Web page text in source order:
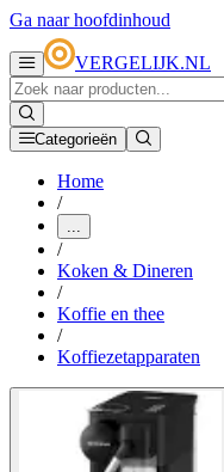
Ga naar hoofdinhoud
VERGELIJK.NL
Categorieën
Home
/
...
/
Koken & Dineren
/
Koffie en thee
/
Koffiezetapparaten